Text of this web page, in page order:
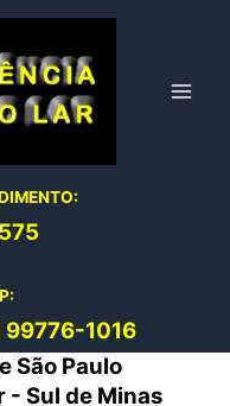
99776-1016
São Paulo
- Sul de Minas